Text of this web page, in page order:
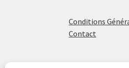
Conditions
Contact